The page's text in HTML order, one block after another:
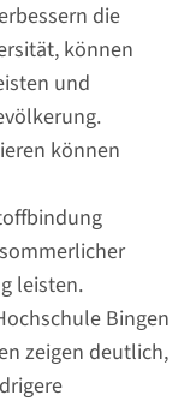
die
können
und
können
leisten.
Bingen
zeigen deutlich,